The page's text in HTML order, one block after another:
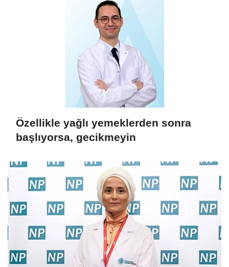
Özellikle yağlı yemeklerden sonra
başlıyorsa, gecikmeyin